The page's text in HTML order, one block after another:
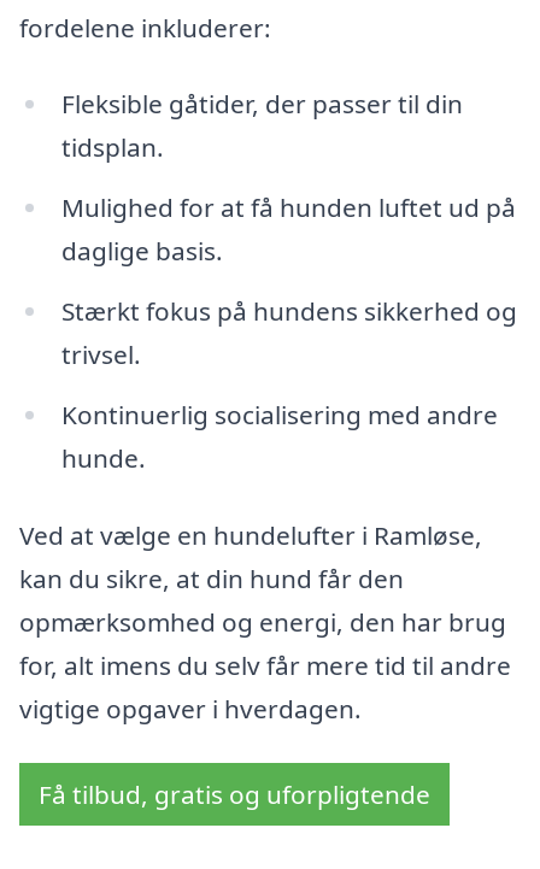
fordelene inkluderer:
Fleksible gåtider, der passer til din
tidsplan.
Mulighed for at få hunden luftet ud på
daglige basis.
Stærkt fokus på hundens sikkerhed og
trivsel.
Kontinuerlig socialisering med andre
hunde.
Ved at vælge en hundelufter i Ramløse,
kan du sikre, at din hund får den
opmærksomhed og energi, den har brug
for, alt imens du selv får mere tid til andre
vigtige opgaver i hverdagen.
Få tilbud, gratis og uforpligtende